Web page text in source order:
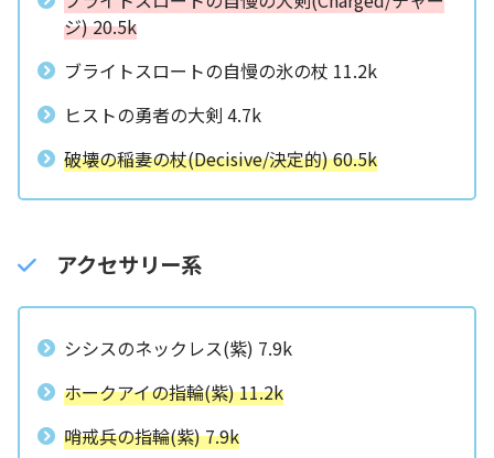
ジ) 20.5k
ブライトスロートの自慢の氷の杖 11.2k
ヒストの勇者の大剣 4.7k
破壊の稲妻の杖(Decisive/決定的) 60.5k
アクセサリー系
シシスのネックレス(紫) 7.9k
ホークアイの指輪(紫) 11.2k
哨戒兵の指輪(紫) 7.9k